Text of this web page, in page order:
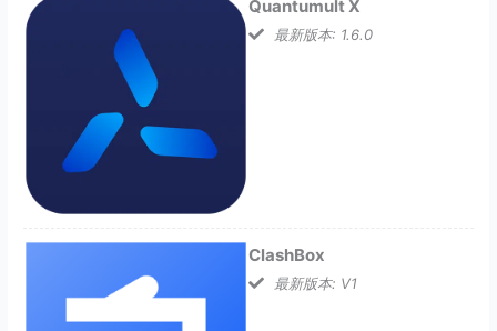
Quantumult X
最新版本: 1.6.0
ClashBox
最新版本: V1